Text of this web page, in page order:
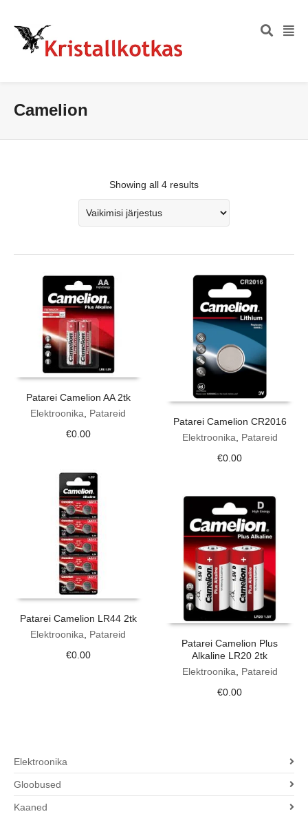
Camelion
Showing all 4 results
Patarei Camelion AA 2tk
Elektroonika
Patareid
€0.00
Patarei Camelion CR2016
Elektroonika
Patareid
€0.00
Patarei Camelion LR44 2tk
Elektroonika
Patareid
€0.00
Patarei Camelion Plus
Alkaline LR20 2tk
Elektroonika
Patareid
€0.00
Elektroonika
Gloobused
Kaaned